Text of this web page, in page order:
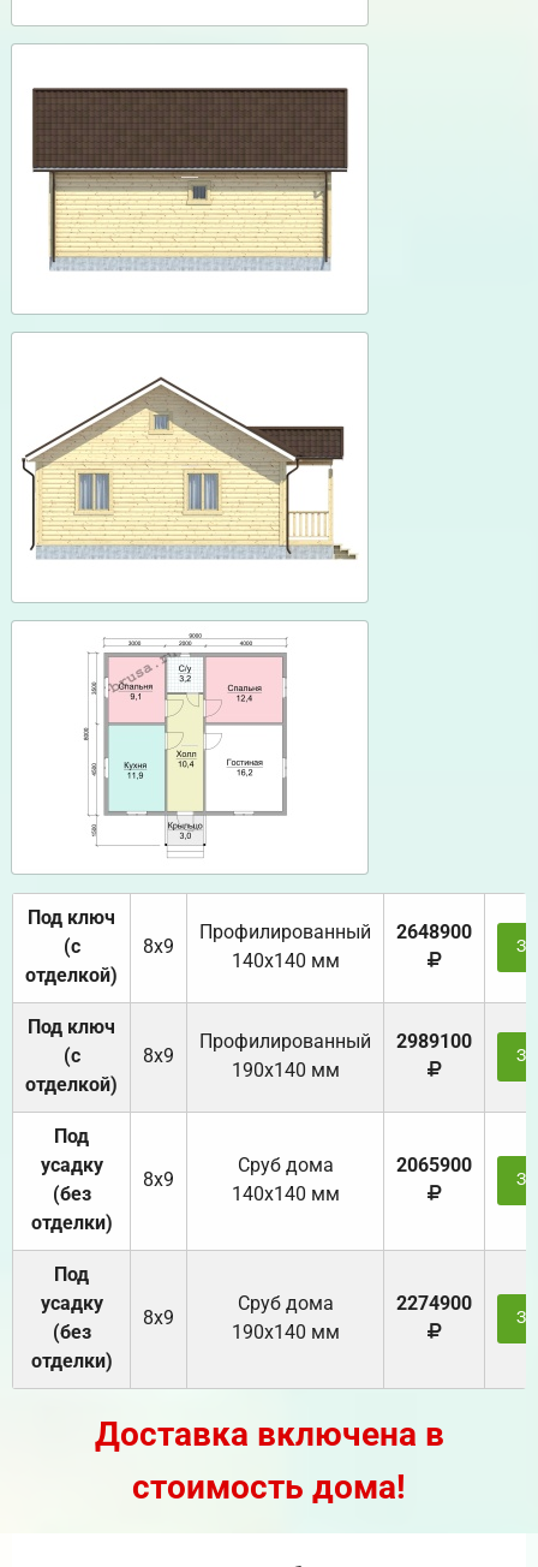
Под ключ
(с
отделкой)
8х9
Профилированный
140х140 мм
2648900
Под ключ
(с
отделкой)
8х9
Профилированный
190х140 мм
2989100
Под
усадку
(без
отделки)
8х9
Cруб дома
140х140 мм
2065900
Под
усадку
(без
отделки)
8х9
Cруб дома
190х140 мм
2274900
Доставка включена в
стоимость дома!